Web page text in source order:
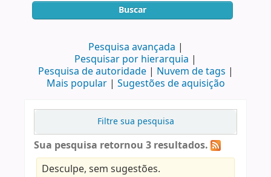
Buscar
Pesquisa avançada
Pesquisar por hierarquia
Pesquisa de autoridade
Nuvem de tags
Mais popular
Sugestões de aquisição
Filtre sua pesquisa
Sua pesquisa retornou 3 resultados.
Desculpe, sem sugestões.